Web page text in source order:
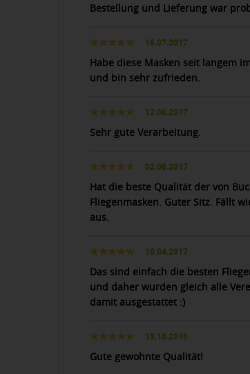
Bestellung und Lieferung war
16.07.2017
Habe diese Masken seit langem
und bin sehr zufrieden.
12.06.2017
Sehr gute Verarbeitung.
02.06.2017
Hat die beste Qualität der von
Fliegenmasken. Guter Sitz. Fällt
aus.
10.04.2017
Das sind einfach die besten
und daher wurden gleich alle
damit ausgestattet :)
15.10.2016
Gute gewohnte Qualität!